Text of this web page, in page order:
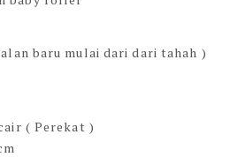
baru mulai dari dari tahah )
( Perekat )